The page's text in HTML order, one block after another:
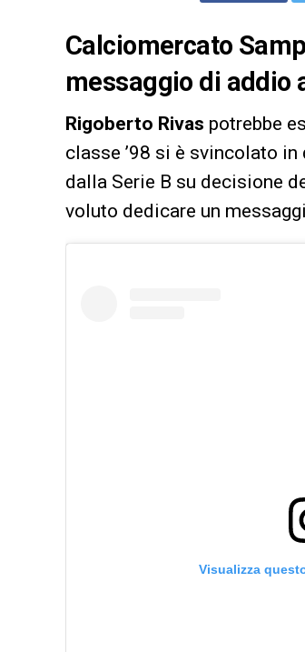
Calciomercato
messaggio di addio
Rigoberto Rivas potrebbe
classe ’98 si è svincolato
dalla Serie B su decisione
voluto dedicare un
Visualizza